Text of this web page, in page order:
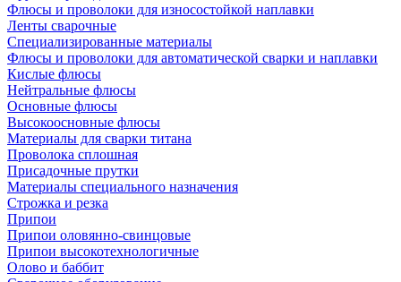
Флюсы и проволоки для износостойкой наплавки
Ленты сварочные
Специализированные материалы
Флюсы и проволоки для автоматической сварки и наплавки
Кислые флюсы
Нейтральные флюсы
Основные флюсы
Высокоосновные флюсы
Материалы для сварки титана
Проволока сплошная
Присадочные прутки
Материалы специального назначения
Строжка и резка
Припои
Припои оловянно-свинцовые
Припои высокотехнологичные
Олово и баббит